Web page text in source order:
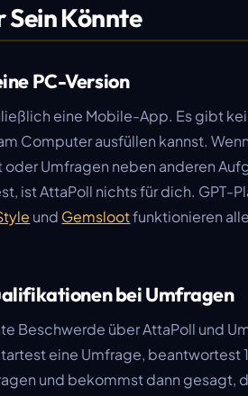
Sein Könnte
PC-Version
eine Mobile-App. Es gibt
Computer ausfüllen kannst.
Umfragen neben anderen
ist AttaPoll nichts für dich. GPT-
und Gemslootfunktionieren
bei Umfragen
Beschwerde über AttaPoll und
eine Umfrage, beantwortest
und bekommst dann gesagt,